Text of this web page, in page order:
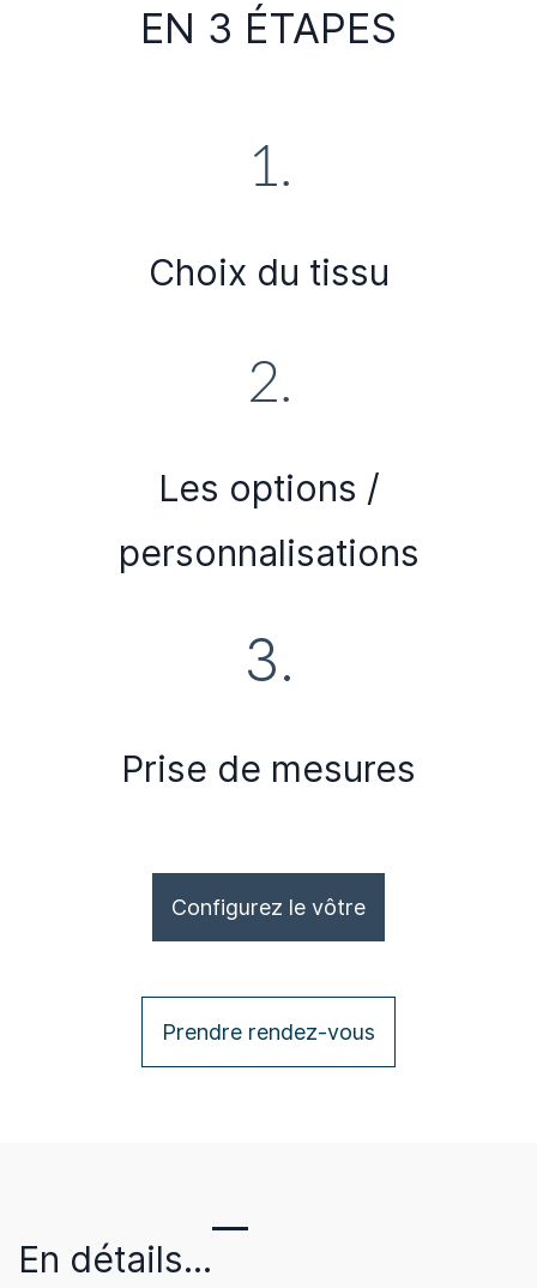
​EN 3 ÉTAPES
1.
Choix du tissu
2.
Les options /
personnalisations
3.
Prise de mesures
Configurez le vôtre
Prendre rendez-vous
En détails...